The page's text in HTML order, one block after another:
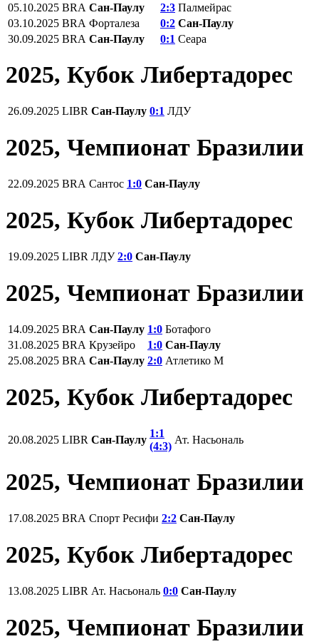
05.10.2025 BRA Сан-Паулу 2:3 Палмейрас
03.10.2025 BRA Форталеза 0:2 Сан-Паулу
30.09.2025 BRA Сан-Паулу 0:1 Сеара
2025, Кубок Либертадорес
26.09.2025 LIBR Сан-Паулу 0:1 ЛДУ
2025, Чемпионат Бразилии
22.09.2025 BRA Сантос 1:0 Сан-Паулу
2025, Кубок Либертадорес
19.09.2025 LIBR ЛДУ 2:0 Сан-Паулу
2025, Чемпионат Бразилии
14.09.2025 BRA Сан-Паулу 1:0 Ботафого
31.08.2025 BRA Крузейро 1:0 Сан-Паулу
25.08.2025 BRA Сан-Паулу 2:0 Атлетико М
2025, Кубок Либертадорес
20.08.2025 LIBR Сан-Паулу
1:1
(4:3)
Ат. Насьональ
2025, Чемпионат Бразилии
17.08.2025 BRA Спорт Ресифи 2:2 Сан-Паулу
2025, Кубок Либертадорес
13.08.2025 LIBR Ат. Насьональ 0:0 Сан-Паулу
2025, Чемпионат Бразилии